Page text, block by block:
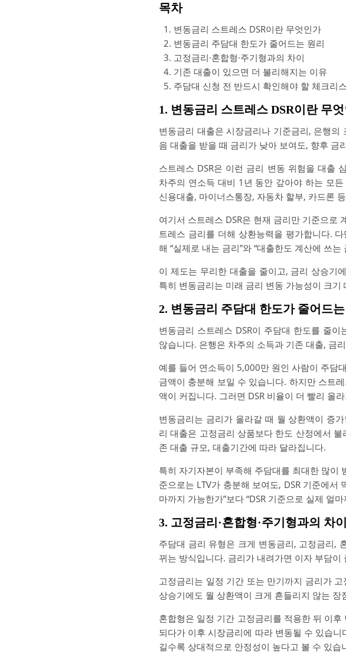
목차
변동금리 스트레스 DSR이란 무엇인가
변동금리 주담대 한도가 줄어드는 원리
고정금리·혼합형·주기형과의 차이
기존 대출이 있으면 더 불리해지는 이유
주담대 신청 전 반드시 확인해야 할 체크리
1. 변동금리 스트레스 DSR이란 무
변동금리 대출은 시장금리나 기준금리, 은행
음 대출을 받을 때 금리가 낮아 보여도, 향후 금
스트레스 DSR은 이런 금리 변동 위험을 대출
차주의 연소득 대비 1년 동안 갚아야 하는 모
신용대출, 마이너스통장, 자동차 할부, 카드론
여기서 스트레스 DSR은 현재 금리만 기준으로
트레스 금리를 더해 상환능력을 평가합니다.
해 “실제로 내는 금리”와 “대출한도 계산에 쓰
이 제도는 무리한 대출을 줄이고, 금리 상승기
특히 변동금리는 미래 금리 변동 가능성이 크
2. 변동금리 주담대 한도가 줄어드는
변동금리 스트레스 DSR이 주담대 한도를 줄
않습니다. 은행은 차주의 소득과 기존 대출, 금
예를 들어 연소득이 5,000만 원인 사람이 주담
금액이 충분해 보일 수 있습니다. 하지만 스트
액이 커집니다. 그러면 DSR 비율이 더 빨리 올
변동금리는 금리가 올라갈 때 월 상환액이 증
리 대출은 고정금리 상품보다 한도 산정에서
존 대출 규모, 대출기간에 따라 달라집니다.
특히 자기자본이 부족해 주담대를 최대한 많이
준으로는 LTV가 충분해 보여도, DSR 기준에서
마까지 가능한가”보다 “DSR 기준으로 실제 얼
3. 고정금리·혼합형·주기형과의 차이
주담대 금리 유형은 크게 변동금리, 고정금리,
뀌는 방식입니다. 금리가 내려가면 이자 부담
고정금리는 일정 기간 또는 만기까지 금리가
상승기에도 월 상환액이 크게 흔들리지 않는
혼합형은 일정 기간 고정금리를 적용한 뒤 이
되다가 이후 시장금리에 따라 변동될 수 있습
길수록 상대적으로 안정성이 높다고 볼 수 있습